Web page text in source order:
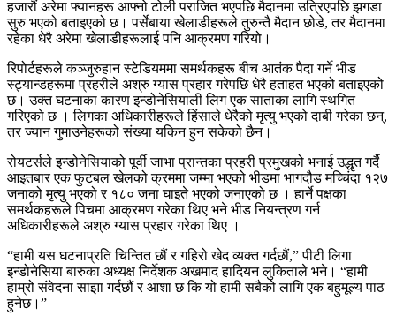
हजारौं अरेमा फ्यानहरू आफ्नो टोली पराजित भएपछि मैदानमा उत्रिएपछि झगडा
सुरु भएको बताइएको छ। पर्सेबाया खेलाडीहरूले तुरुन्तै मैदान छोडे, तर मैदानमा
रहेका धेरै अरेमा खेलाडीहरूलाई पनि आक्रमण गरियो।
रिपोर्टहरूले कञ्जुरुहान स्टेडियममा समर्थकहरू बीच आतंक पैदा गर्ने भीड
स्ट्यान्डहरूमा प्रहरीले अश्रु ग्यास प्रहार गरेपछि धेरै हताहत भएको बताइएको
छ। उक्त घटनाका कारण इन्डोनेसियाली लिग एक साताका लागि स्थगित
गरिएको छ । लिगका अधिकारीहरूले हिंसाले धेरैको मृत्यु भएको दाबी गरेका छन्,
तर ज्यान गुमाउनेहरूको संख्या यकिन हुन सकेको छैन।
रोयटर्सले इन्डोनेसियाको पूर्वी जाभा प्रान्तका प्रहरी प्रमुखको भनाई उद्धृत गर्दै
आइतबार एक फुटबल खेलको क्रममा जम्मा भएको भीडमा भागदौड मच्चिंदा १२७
जनाको मृत्यु भएको र १८० जना घाइते भएको जनाएको छ । हार्ने पक्षका
समर्थकहरूले पिचमा आक्रमण गरेका थिए भने भीड नियन्त्रण गर्न
अधिकारीहरूले अश्रु ग्यास प्रहार गरेका थिए ।
“हामी यस घटनाप्रति चिन्तित छौं र गहिरो खेद व्यक्त गर्दछौं,” पीटी लिगा
इन्डोनेसिया बारुका अध्यक्ष निर्देशक अखमाद हादियन लुकिताले भने। “हामी
हाम्रो संवेदना साझा गर्दछौं र आशा छ कि यो हामी सबैको लागि एक बहुमूल्य पाठ
हुनेछ।”